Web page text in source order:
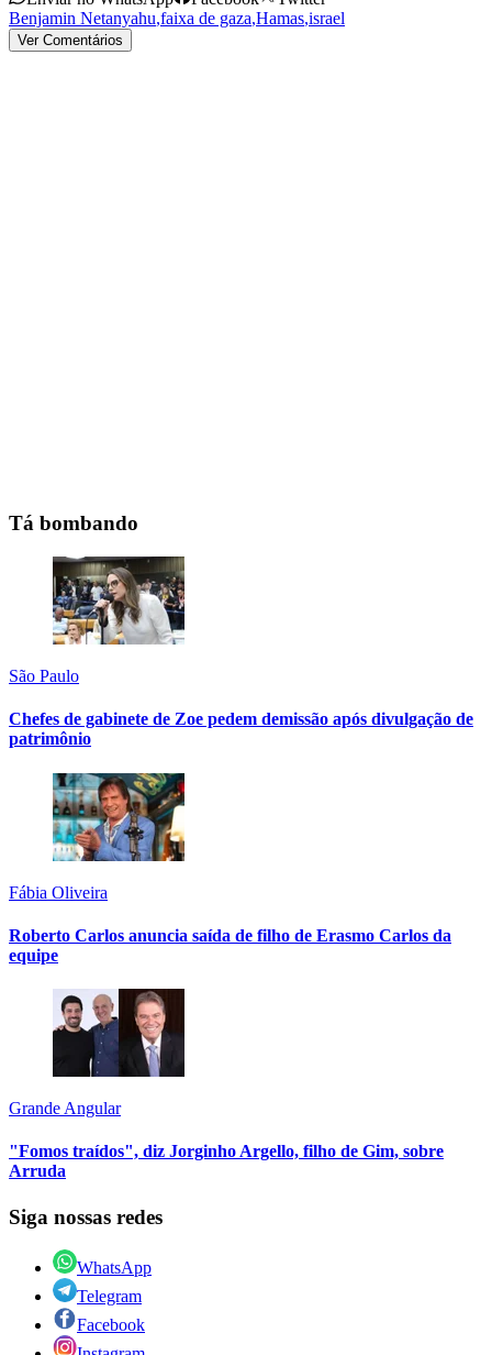
Benjamin Netanyahu,faixa de gaza,Hamas,israel
Ver Comentários
Tá bombando
São Paulo
Chefes de gabinete de Zoe pedem demissão após divulgação de
patrimônio
Fábia Oliveira
Roberto Carlos anuncia saída de filho de Erasmo Carlos da
equipe
Grande Angular
"Fomos traídos", diz Jorginho Argello, filho de Gim, sobre
Arruda
Siga nossas redes
WhatsApp
Telegram
Facebook